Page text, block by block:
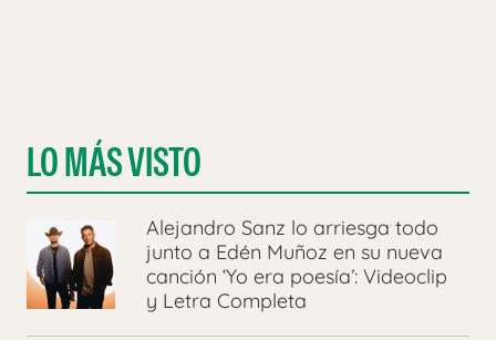
LO MÁS VISTO
Alejandro Sanz lo arriesga todo
junto a Edén Muñoz en su nueva
canción ‘Yo era poesía’: Videoclip
y Letra Completa